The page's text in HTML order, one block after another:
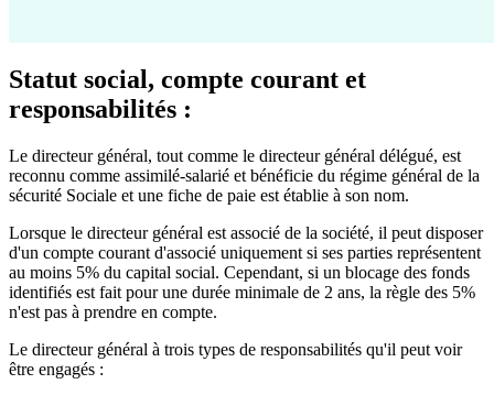
Statut social, compte courant et
responsabilités :
Le directeur général, tout comme le directeur général délégué, est
reconnu comme assimilé-salarié et bénéficie du régime général de la
sécurité Sociale et une fiche de paie est établie à son nom.
Lorsque le directeur général est associé de la société, il peut disposer
d'un compte courant d'associé uniquement si ses parties représentent
au moins 5% du capital social. Cependant, si un blocage des fonds
identifiés est fait pour une durée minimale de 2 ans, la règle des 5%
n'est pas à prendre en compte.
Le directeur général à trois types de responsabilités qu'il peut voir
être engagés :